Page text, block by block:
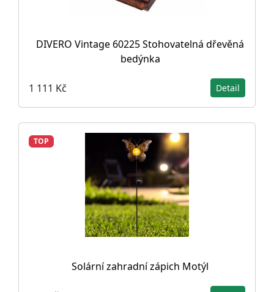
DIVERO Vintage 60225 Stohovatelná dřevěná
bedýnka
1 111 Kč Detail
TOP
Solární zahradní zápich Motýl